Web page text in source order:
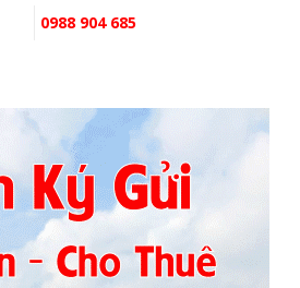
0988 904 685